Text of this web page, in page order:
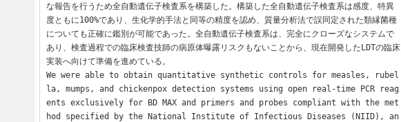
な報告を行うため全自動遺伝子検査系を構築した。構築した全自動遺伝子検査系は感度、特異
度ともに100%であり、生化学的手法と同等の精度を認め、質量分析法で誤同定された類縁菌種
についても正確に鑑別が可能であった。全自動遺伝子検査系は、完全にクローズなシステムで
あり、検査過程での臨床検査技師の病原体曝露リスクもないことから、現在開発したLDTの臨床
実装へ向けて準備を進めている。
We were able to obtain quantitative synthetic controls for measles, rubel
la, mumps, and chickenpox detection systems using open real-time PCR reag
ents exclusively for BD MAX and primers and probes compliant with the met
hod specified by the National Institute of Infectious Diseases (NIID), an